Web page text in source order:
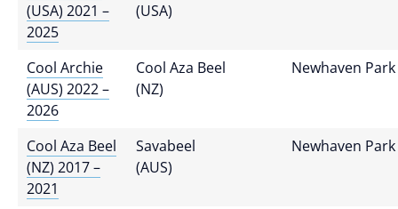
(USA) 2021 –
2025
(USA)
Cool Archie
(AUS) 2022 –
2026
Cool Aza Beel
(NZ)
Newhaven Park
Cool Aza Beel
(NZ) 2017 –
2021
Savabeel
(AUS)
Newhaven Park